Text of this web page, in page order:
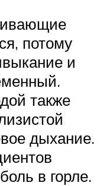
потому
и
также
дыхание.
в горле.